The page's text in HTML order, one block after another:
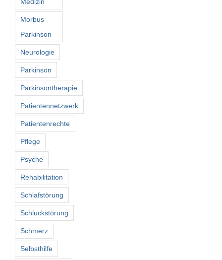
Morbus
Parkinson
Neurologie
Parkinson
Parkinsontherapie
Patientennetzwerk
Patientenrechte
Pflege
Psyche
Rehabilitation
Schlafstörung
Schluckstörung
Schmerz
Selbsthilfe